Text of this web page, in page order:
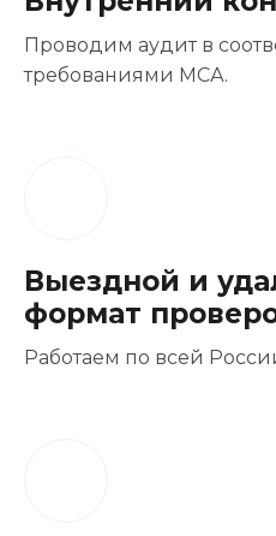
Проводим аудит в
требованиями МСА.
Выездной и
формат
Работаем по всей